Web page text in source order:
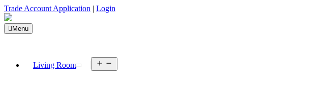
Trade Account Application | Login
Menu
Living Room
menu